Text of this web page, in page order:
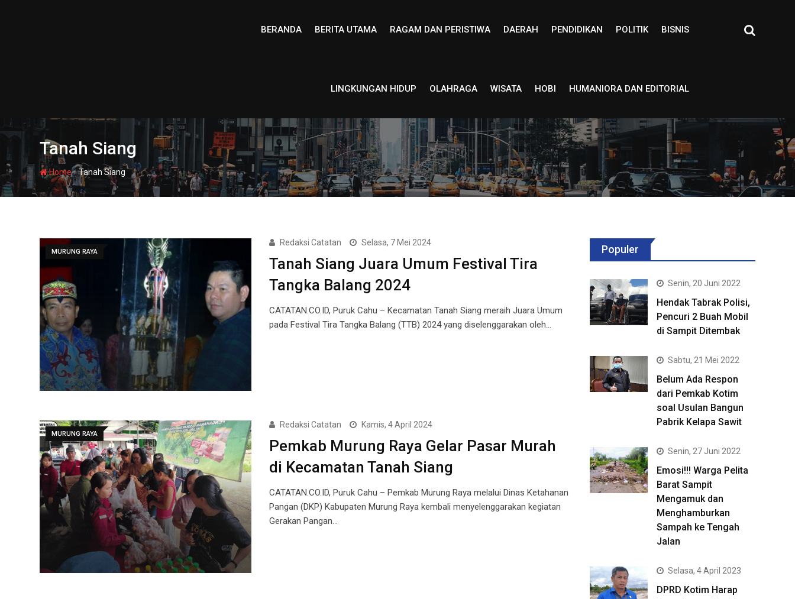
BERANDA BERITA UTAMA RAGAM DAN PERISTIWA DAERAH PENDIDIKAN POLITIK BISNIS
LINGKUNGAN HIDUP OLAHRAGA WISATA HOBI HUMANIORA DAN EDITORIAL
Tanah Siang
Home-Tanah Siang
MURUNG RAYA
Redaksi Catatan Selasa, 7 Mei 2024
Tanah Siang Juara Umum Festival Tira
Tangka Balang 2024
CATATAN.CO.ID, Puruk Cahu – Kecamatan Tanah Siang meraih Juara Umum
pada Festival Tira Tangka Balang (TTB) 2024 yang diselenggarakan oleh…
MURUNG RAYA
Redaksi Catatan Kamis, 4 April 2024
Pemkab Murung Raya Gelar Pasar Murah
di Kecamatan Tanah Siang
CATATAN.CO.ID, Puruk Cahu – Pemkab Murung Raya melalui Dinas Ketahanan
Pangan (DKP) Kabupaten Murung Raya kembali menyelenggarakan kegiatan
Gerakan Pangan…
Populer
Senin, 20 Juni 2022
Hendak Tabrak Polisi,
Pencuri 2 Buah Mobil
di Sampit Ditembak
Sabtu, 21 Mei 2022
Belum Ada Respon
dari Pemkab Kotim
soal Usulan Bangun
Pabrik Kelapa Sawit
Senin, 27 Juni 2022
Emosi!!! Warga Pelita
Barat Sampit
Mengamuk dan
Menghamburkan
Sampah ke Tengah
Jalan
Selasa, 4 April 2023
DPRD Kotim Harap